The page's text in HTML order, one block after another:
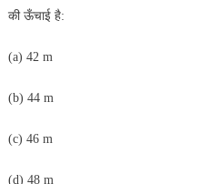
की ऊँचाई है:
(a) 42 m
(b) 44 m
(c) 46 m
(d) 48 m